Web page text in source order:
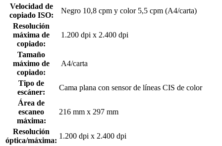
Velocidad de
copiado ISO:
Negro 10,8 cpm y color 5,5 cpm (A4/carta)
Resolución
máxima de
copiado:
1.200 dpi x 2.400 dpi
Tamaño
máximo de
copiado:
A4/carta
Tipo de
escáner:
Cama plana con sensor de líneas CIS de color
Área de
escaneo
máxima:
216 mm x 297 mm
Resolución
óptica/máxima:
1.200 dpi x 2.400 dpi